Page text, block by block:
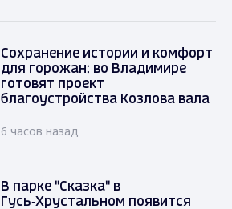
Сохранение истории и комфорт
для горожан: во Владимире
готовят проект
благоустройства Козлова вала
6 часов назад
В парке "Сказка" в
Гусь‑Хрустальном появится